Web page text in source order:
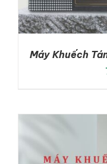
Máy Khuếch